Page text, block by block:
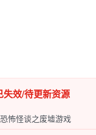
效/待更新资源
怖怪谈之废墟游戏